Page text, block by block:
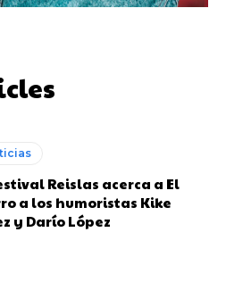
Reislas acerca a El
a los humoristas Kike
y Darío López